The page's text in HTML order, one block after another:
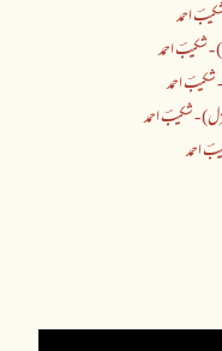
احمد
شکیبؔ احمد
شکیبؔ احمد
- شکیبؔ احمد
احمد